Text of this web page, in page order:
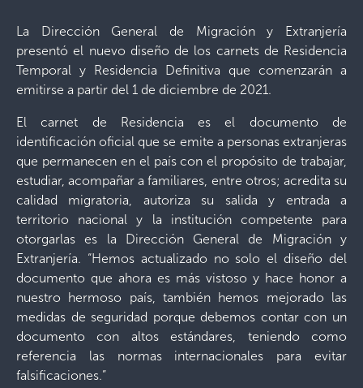
La Dirección General de Migración y Extranjería
presentó el nuevo diseño de los carnets de Residencia
Temporal y Residencia Definitiva que comenzarán a
emitirse a partir del 1 de diciembre de 2021.
El carnet de Residencia es el documento de
identificación oficial que se emite a personas extranjeras
que permanecen en el país con el propósito de trabajar,
estudiar, acompañar a familiares, entre otros; acredita su
calidad migratoria, autoriza su salida y entrada a
territorio nacional y la institución competente para
otorgarlas es la Dirección General de Migración y
Extranjería. “Hemos actualizado no solo el diseño del
documento que ahora es más vistoso y hace honor a
nuestro hermoso país, también hemos mejorado las
medidas de seguridad porque debemos contar con un
documento con altos estándares, teniendo como
referencia las normas internacionales para evitar
falsificaciones.”